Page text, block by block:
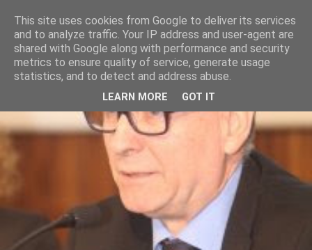
This site uses cookies from Google to deliver its services
and to analyze traffic. Your IP address and user-agent are
shared with Google along with performance and security
metrics to ensure quality of service, generate usage
statistics, and to detect and address abuse.
LEARN MORE GOT IT